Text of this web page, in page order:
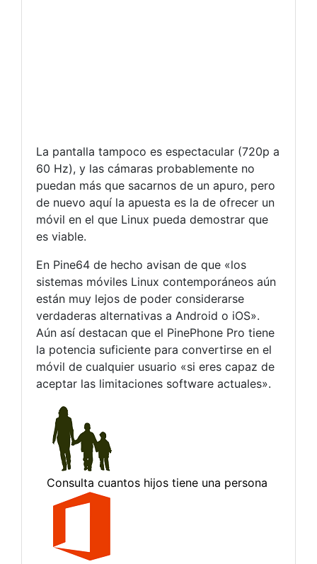
La pantalla tampoco es espectacular (720p a
60 Hz), y las cámaras probablemente no
puedan más que sacarnos de un apuro, pero
de nuevo aquí la apuesta es la de ofrecer un
móvil en el que Linux pueda demostrar que
es viable.
En Pine64 de hecho avisan de que «los
sistemas móviles Linux contemporáneos aún
están muy lejos de poder considerarse
verdaderas alternativas a Android o iOS».
Aún así destacan que el PinePhone Pro tiene
la potencia suficiente para convertirse en el
móvil de cualquier usuario «si eres capaz de
aceptar las limitaciones software actuales».